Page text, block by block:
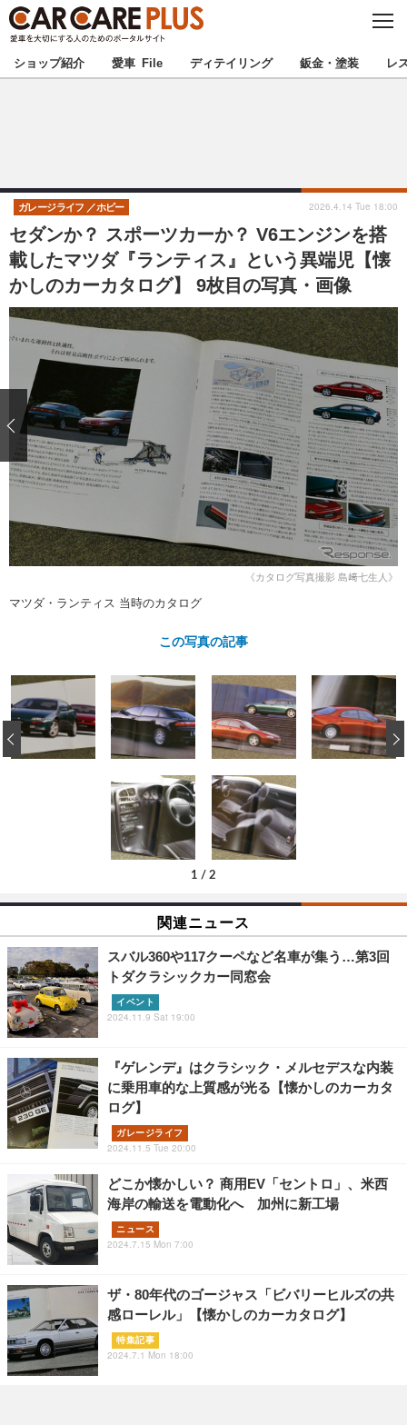
C
S
E
★カーケアプラス認定★ 厳選プロショップを地域から探す
甲信越 北陸
東海 関西
中国 四国
沖縄
注目の記事
ショップレポート 愛車 File
自動車豆知識 ストップ！不具合修理＆粗悪修理
鈑金・塗装
ディテイリング
ディテイリング 洗車
ヘッドライト磨き コーティング
フィルム・ラッピング
鈑金・塗装
小キズ直し 防錆
特集記事
ストップ 不具合修理＆粗悪修理
カーメーカー「旧車」関連プロジェ
クト
ショップ紹介
ショップレポート プロショップ検索
レストア
カーメーカー「旧車」関連プロジ
イベント
ショップ紹介 愛車 File ディテイリング 鈑金・塗装 レ
セダンか？ スポーツカーか？ V6エンジンを搭
載したマツダ『ランティス』という異端児【懐
かしのカーカタログ】 9枚目の写真・画像
ガレージライフ ホビー 2026.4.14 Tue 18:00
《カタログ写真撮影 島﨑七生人》
マツダ・ランティス 当時のカタログ
この写真の記事
1 / 2
‹
関連ニュース
スバル360や117クーペなど名車が集う…第3回
トダクラシックカー同窓会
イベント
2024.11.9 Sat 19:00
『ゲレンデ』はクラシック・メルセデスな内装
に乗用車的な上質感が光る【懐かしのカーカタ
ログ】
ガレージライフ
2024.11.5 Tue 20:00
どこか懐かしい？ 商用EV「セントロ」、米西
海岸の輸送を電動化へ 加州に新工場
ニュース
2024.7.15 Mon 7:00
ザ・80年代のゴージャス「ビバリーヒルズの共
感ローレル」【懐かしのカーカタログ】
特集記事
2024.7.1 Mon 18:00